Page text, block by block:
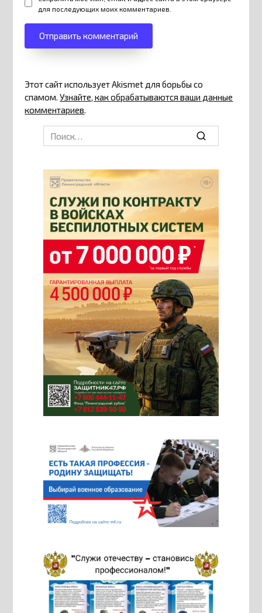
для последующих моих комментариев.
Этот сайт использует Akismet для борьбы со
спамом.Узнайте, как обрабатываются ваши данные
комментариев.
Search
for: